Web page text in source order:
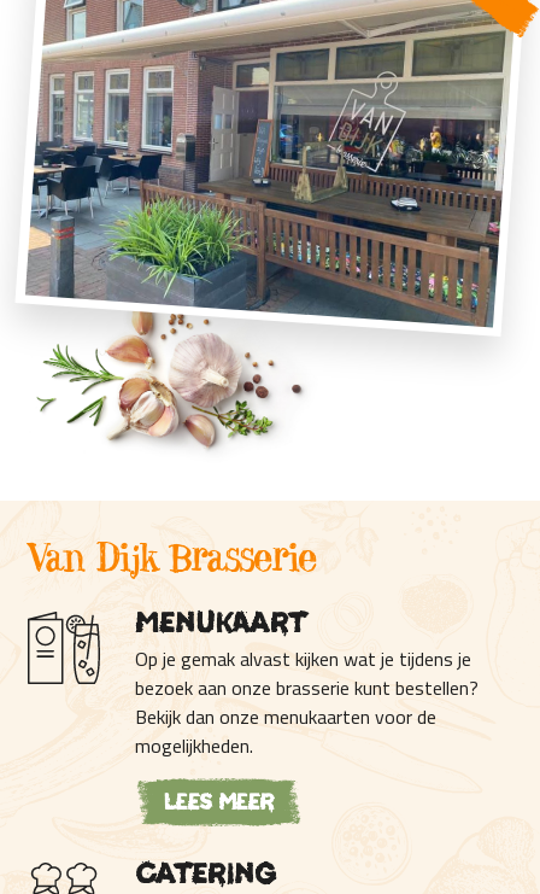
Van Dijk Brasserie
Menukaart
Op je gemak alvast kijken wat je tijdens je
bezoek aan onze brasserie kunt bestellen?
Bekijk dan onze menukaarten voor de
mogelijkheden.
Lees meer
Catering